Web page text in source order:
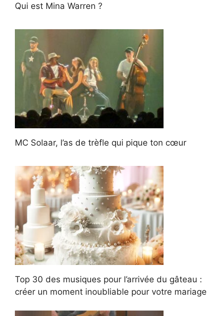
Qui est Mina Warren ?
MC Solaar, l’as de trèfle qui pique ton cœur
Top 30 des musiques pour l’arrivée du gâteau :
créer un moment inoubliable pour votre mariage